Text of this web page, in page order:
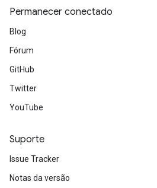
Permanecer conectado
Blog
Fórum
GitHub
Twitter
YouTube
Suporte
Issue Tracker
Notas da versão